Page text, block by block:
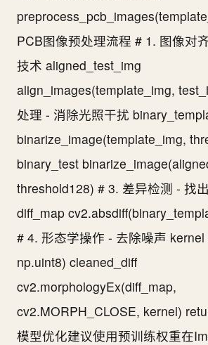
PCB图像预处理流程 # 1. 图像对
技术 aligned_test_img
align_images(template_img,
处理 - 消除光照干扰
binarize_image(template_img,
binary_test
threshold128) # 3. 差异检测 - 找
diff_map
# 4. 形态学操作 - 去除噪声
np.uint8) cleaned_diff
cv2.morphologyEx(diff_map,
cv2.MORPH_CLOSE, kernel)
模型优化建议使用预训练权重在